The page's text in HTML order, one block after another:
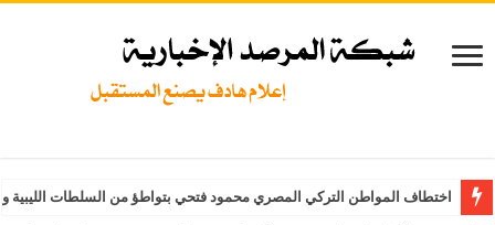
اختطاف المواطن التركي المصري محمود فتحي بتواطؤ من السلطات